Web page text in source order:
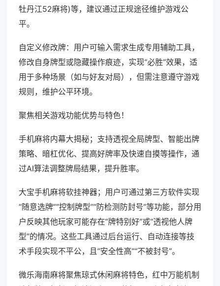
牡丹江52麻将)等，建议通过正规途径维护游戏公
平。
自定义修改牌：用户可输入需求生成专用辅助工具，
修改自身牌型或隐藏操作痕迹，实现“必胜”效果，适
用于多种场景（如与好友对局），但需注意遵守游戏
规则，维护公平环境。
聚焦相关游戏功能优势与特色！
手机麻将内幕大揭秘；支持透视全局牌型、智能出牌
策略、暗杠优化、提高好牌率及快速自摸等操作，通
过AI算法调整牌局结果，提升胜率。
大宝手机麻将软挂神器；用户可通过第三方软件实现
“随意选牌”“控制牌型”“防检测防封号”等功能，部分用
户反映其他玩家可能存在“牌特别好”或“透视他人牌
型”的情况。这些工具通过后台运行、自动连接等技
术手段实现不平公，且“安全性高”“不被封号”。
微乐海南麻将聚焦琼式休闲麻将特色，红中万能机制